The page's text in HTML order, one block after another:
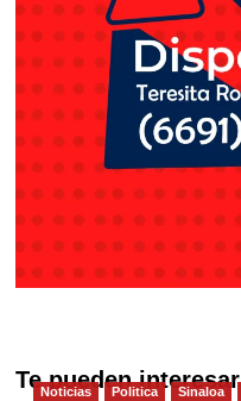
Te pueden interesar
Noticias Politica Sinaloa